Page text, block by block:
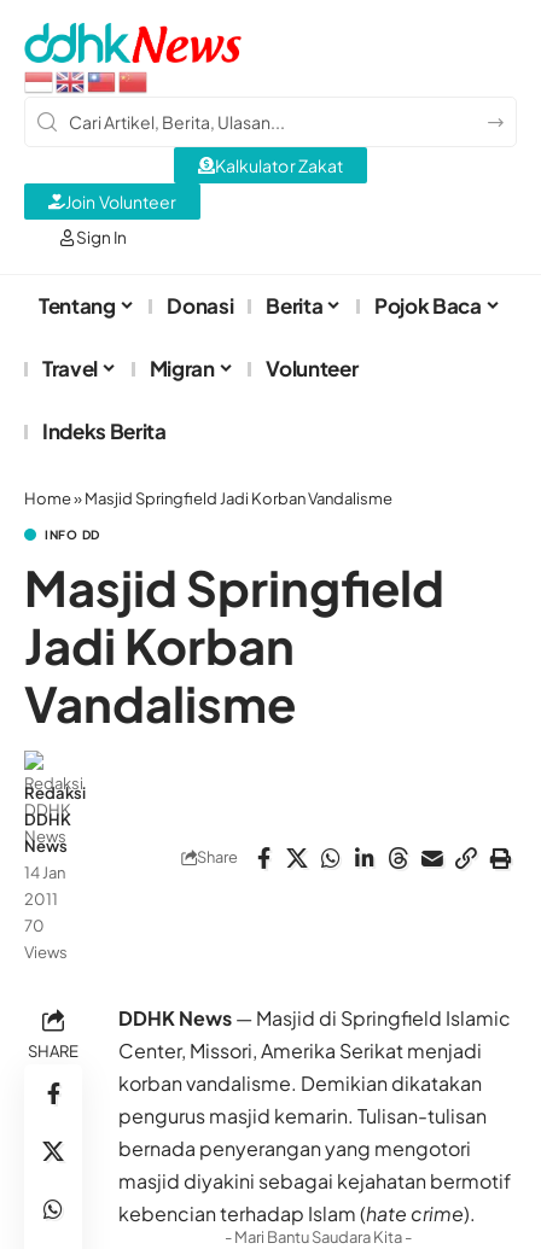
Sign In
Kalkulator Zakat
Join Volunteer
Tentang Donasi Berita Pojok Baca
Travel Migran Volunteer
Indeks Berita
Home»Masjid Springfield Jadi Korban Vandalisme
INFO DD
Masjid Springfield
Jadi Korban
Vandalisme
Redaksi
DDHK
News
14 Jan
2011
70
Views
Share
SHARE
DDHK News— Masjid di Springfield Islamic
Center, Missori, Amerika Serikat menjadi
korban vandalisme. Demikian dikatakan
pengurus masjid kemarin. Tulisan-tulisan
bernada penyerangan yang mengotori
masjid diyakini sebagai kejahatan bermotif
kebencian terhadap Islam (hate crime).
- Mari Bantu Saudara Kita -